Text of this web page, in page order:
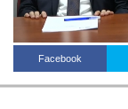
Facebook